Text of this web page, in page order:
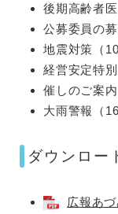
後期高齢者
公募委員の
地震対策（
経営安定特
催しのご案
大雨警報（
ダウンロー
広報あ